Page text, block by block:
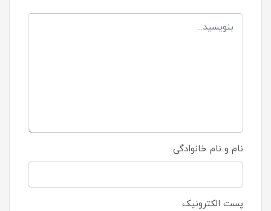
نام و نام خانوادگی
پست الکترونیک